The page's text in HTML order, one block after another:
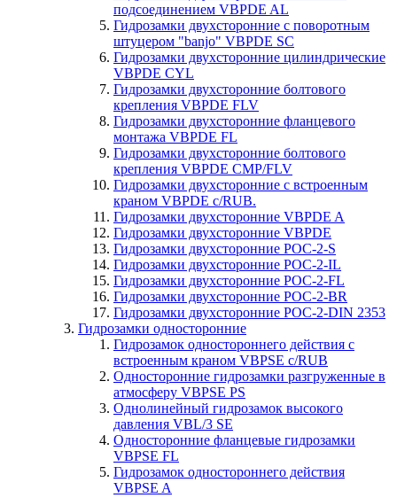
подсоединением VBPDE AL
Гидрозамки двухсторонние с поворотным
штуцером "banjo" VBPDE SC
Гидрозамки двухсторонние цилиндрические
VBPDE CYL
Гидрозамки двухсторонние болтового
крепления VBPDE FLV
Гидрозамки двухсторонние фланцевого
монтажа VBPDE FL
Гидрозамки двухсторонние болтового
крепления VBPDE CMP/FLV
Гидрозамки двухсторонние с вcтроенным
краном VBPDE c/RUB.
Гидрозамки двухсторонние VBPDE A
Гидрозамки двухсторонние VBPDE
Гидрозамки двухсторонние POC-2-S
Гидрозамки двухсторонние POC-2-IL
Гидрозамки двухсторонние POC-2-FL
Гидрозамки двухсторонние POC-2-BR
Гидрозамки двухсторонние POC-2-DIN 2353
Гидрозамки односторонние
Гидрозамок одностороннего действия с
встроенным краном VBPSE c/RUB
Односторонние гидрозамки разгруженные в
атмосферу VBPSE PS
Однолинейный гидрозамок высокого
давления VBL/3 SE
Односторонние фланцевые гидрозамки
VBPSE FL
Гидрозамок одностороннего действия
VBPSE A